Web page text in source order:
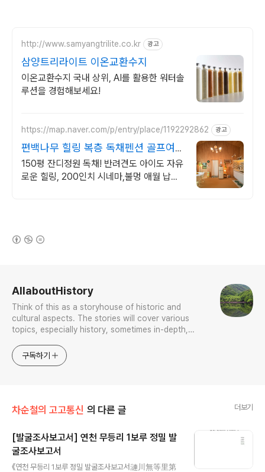
http://www.samyangtrilite.co.kr 광고
삼양트리라이트 이온교환수지
이온교환수지 국내 상위, AI를 활용한 워터솔
루션을 경험해보세요!
https://map.naver.com/p/entry/place/1192292862 광고
편백나무 힐링 복층 독채펜션 골프여행
최적! 곽지해변근처
150평 잔디정원 독채! 반려견도 아이도 자유
로운 힐링, 200인치 시네마,불멍 애월 납읍
AllaboutHistory
Think of this as a storyhouse of historic and
cultural aspects. The stories will cover various
topics, especially history, sometimes in-depth,
approach will be to resist any common sense or
generalized viewpoint
구독하기
차순철의 고고통신 의 다른 글 더보기
[발굴조사보고서] 연천 무등리 1보루 정밀 발
굴조사보고서
《연천 무등리 1보루 정밀 발굴조사보고서漣川無等里第